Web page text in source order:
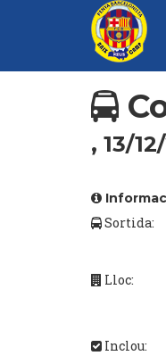
, 13/
Sortida:
Lloc:
Inclou: